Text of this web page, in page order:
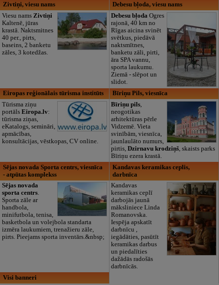
Zivtiņi, viesu nams
Viesu nams Zivtiņi
Kaltenē, jūras
krastā. Naktsmitnes
40 per., pirts,
baseins, 2 banketu
zāles, 3 kotedžas.
Debesu bļoda, viesu nams
Debesu bļoda Ogres
rajonā, 40 km no
Rīgas aicina svinēt
svētkus, piedāvā
naktsmītnes,
banketu zāli, pirti,
āra SPA vannu,
sporta laukumu.
Ziemā - slēpot un
slidot.
Eiropas reģionālais tūrisma institūts
Tūrisma ziņu
portāls Eiropa.lv:
tūrisma ziņas,
eKatalogs, semināri,
apmācības,
konsultācijas, vēstkopas, CV online.
Bīriņu Pils, viesnīca
Bīriņu pils,
neogotikas
arhitektūras pērle
Vidzemē. Vieta
svinībām, viesnīca,
jaunlaulāto numurs,
pirtis,Dzirnavu krodziņš, skaists parks
Bīriņu ezera krastā.
Sējas novada Sporta centrs, viesnīca
- atpūtas komplekss
Sējas novada
sporta centrs.
Sporta zāle ar
handbola,
minifutbola, tenisa,
basketbola un volejbola standarta
izmēra laukumiem, trenažieru zāle,
pirts. Pieejams sporta inventārs.&nbsp;
Kandavas keramikas ceplis,
darbnīca
Kandavas
keramikas ceplī
darbojās jaunā
māksliniece Linda
Romanovska.
Iespēja apskatīt
darbnīcu ,
iegādāties, pasūtīt
keramikas darbus
un piedalīties
dažādās radošās
darbnīcās.
Visi banneri